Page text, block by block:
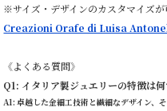
※サイズ・デザインのカスタマイズが
Creazioni Orafe di Luisa
《よくある質問》
Q1: イタリア製ジュエリーの特徴は
A1: 卓越した金細工技術と繊細なデザイン、